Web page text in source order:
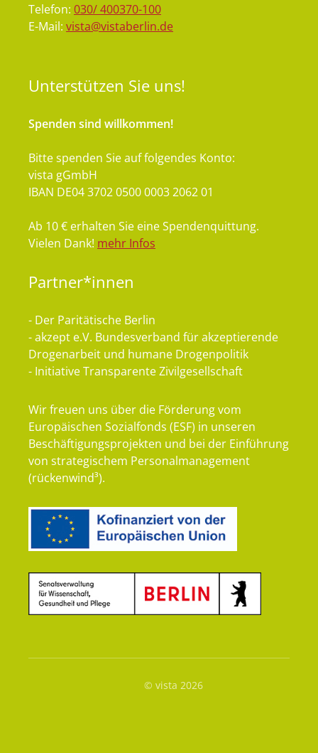
Telefon: 030/ 400370-100
E-Mail: vista@vistaberlin.de
Unterstützen Sie uns!
Spenden sind willkommen!
Bitte spenden Sie auf folgendes Konto:
vista gGmbH
IBAN DE04 3702 0500 0003 2062 01
Ab 10 € erhalten Sie eine Spendenquittung.
Vielen Dank! mehr Infos
Partner*innen
- Der Paritätische Berlin
- akzept e.V. Bundesverband für akzeptierende
Drogenarbeit und humane Drogenpolitik
- Initiative Transparente Zivilgesellschaft
Wir freuen uns über die Förderung vom
Europäischen Sozialfonds (ESF) in unseren
Beschäftigungsprojekten und bei der Einführung
von strategischem Personalmanagement
(rückenwind³).
© vista 2026